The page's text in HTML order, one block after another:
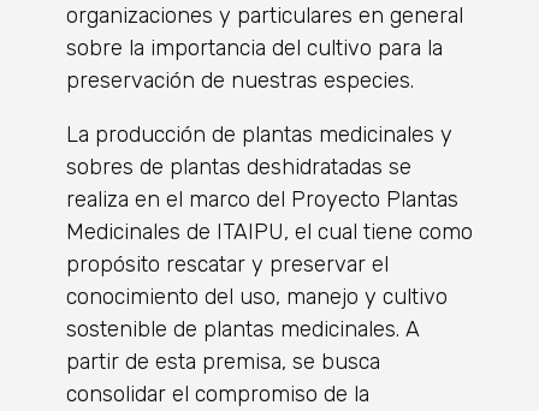
organizaciones y particulares en general
sobre la importancia del cultivo para la
preservación de nuestras especies.
La producción de plantas medicinales y
sobres de plantas deshidratadas se
realiza en el marco del Proyecto Plantas
Medicinales de ITAIPU, el cual tiene como
propósito rescatar y preservar el
conocimiento del uso, manejo y cultivo
sostenible de plantas medicinales. A
partir de esta premisa, se busca
consolidar el compromiso de la